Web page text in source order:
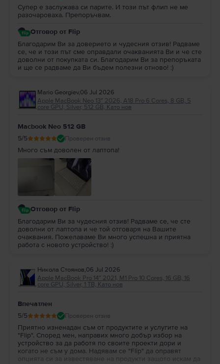
Супер е заслужава си парите. И този път флип не ме
разочароваха. Препоръчвам.
Отговор от Flip
Благодарим Ви за доверието и чудесния отзив! Радваме
се, че и този път сме оправдали очакванията Ви и че сте
доволни от покупката си. Благодарим Ви за препоръката
и ще се радваме да Ви бъдем полезни отново! :)
Mario Georgiev,06 Jul 2026
Apple MacBook Neo 13″ 2026, A18 Pro 6 Cores, 8 GB, 5
core GPU, Silver, 512 GB, Като нов
Macbook Neo 512 GB
5/5 Проверен отзив
Много съм доволен от лаптопа!
Отговор от Flip
Благодарим Ви за чудесния отзив! Радваме се, че сте
доволни от лаптопа и че той отговаря на Вашите
очаквания. Пожелаваме Ви много успешна и приятна
работа с новото устройство! :)
Никола Стоянов,06 Jul 2026
Apple MacBook Pro 14″ 2021, M1 Pro 10 Cores, 16 GB, 16
core GPU, Silver, 1 TB, Като нов
Впечатлен
5/5 Проверен отзив
Приятно изненадан съм от продуктите и услугите на
"Flip". Според мен, направих много добър избор на
устройство за да работя по своите проекти дори и
когато не съм у дома. Надявам се "Flip" да оправят
опцията си за известяване на продукти защото искам да